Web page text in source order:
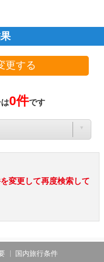
更する
0件です
変更して再度検索して
国内旅行条件